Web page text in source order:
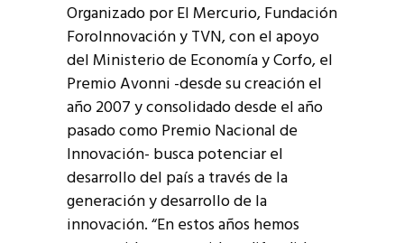
Organizado por El Mercurio, Fundación
ForoInnovación y TVN, con el apoyo
del Ministerio de Economía y Corfo, el
Premio Avonni -desde su creación el
año 2007 y consolidado desde el año
pasado como Premio Nacional de
Innovación- busca potenciar el
desarrollo del país a través de la
generación y desarrollo de la
innovación. “En estos años hemos